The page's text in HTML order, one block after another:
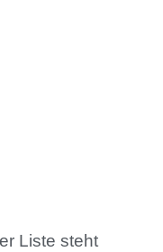
Liste steht